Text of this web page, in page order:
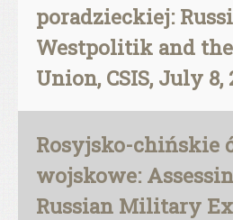
poradzieckiej:
Westpolitik and
Union, CSIS, July 8,
Rosyjsko-chińskie
wojskowe:
Russian Military